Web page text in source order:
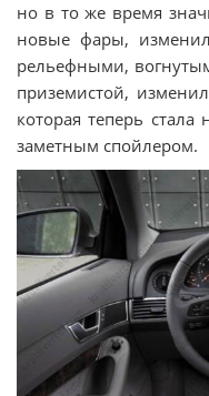
но в то же время
новые фары,
рельефными,
приземистой,
которая теперь
заметным спойлером.